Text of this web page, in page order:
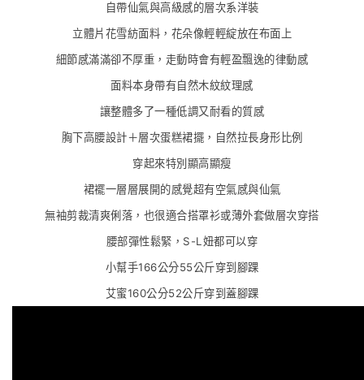
自帶仙氣與高級感的層次系洋裝
立體片花雪紡面料，花朵像輕輕綻放在布面上
細節感滿滿卻不厚重，走動時會有輕盈飄逸的律動感
面料本身帶有自然木紋紋理感
讓整體多了一種低調又耐看的質感
胸下高腰設計＋層次蛋糕裙擺，自然拉長身形比例
穿起來特別顯高顯瘦
裙襬一層層展開的感覺超有空氣感與仙氣
無袖剪裁清爽俐落，也很適合搭罩衫或薄外套做層次穿搭
腰部彈性鬆緊，S-L妞都可以穿
小幫手166公分55公斤穿到腳踝
艾蜜160公分52公斤穿到蓋腳踝